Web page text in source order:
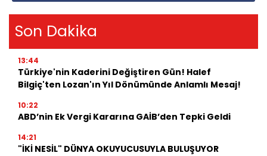
Son Dakika
13:44
Türkiye'nin Kaderini Değiştiren Gün! Halef
Bilgiç'ten Lozan'ın Yıl Dönümünde Anlamlı Mesaj!
10:22
ABD’nin Ek Vergi Kararına GAİB’den Tepki Geldi
14:21
"İKİ NESİL" DÜNYA OKUYUCUSUYLA BULUŞUYOR